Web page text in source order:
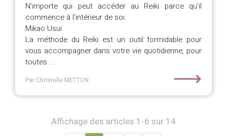
N'importe qui peut accéder au Reiki parce qu'il
commence à l'intérieur de soi.
Mikao Usui
La méthode du Reiki est un outil formidable pour
vous accompagner dans votre vie quotidienne, pour
toutes ...
Par Christelle METTON ⟶
Affichage des articles 1-6 sur 14